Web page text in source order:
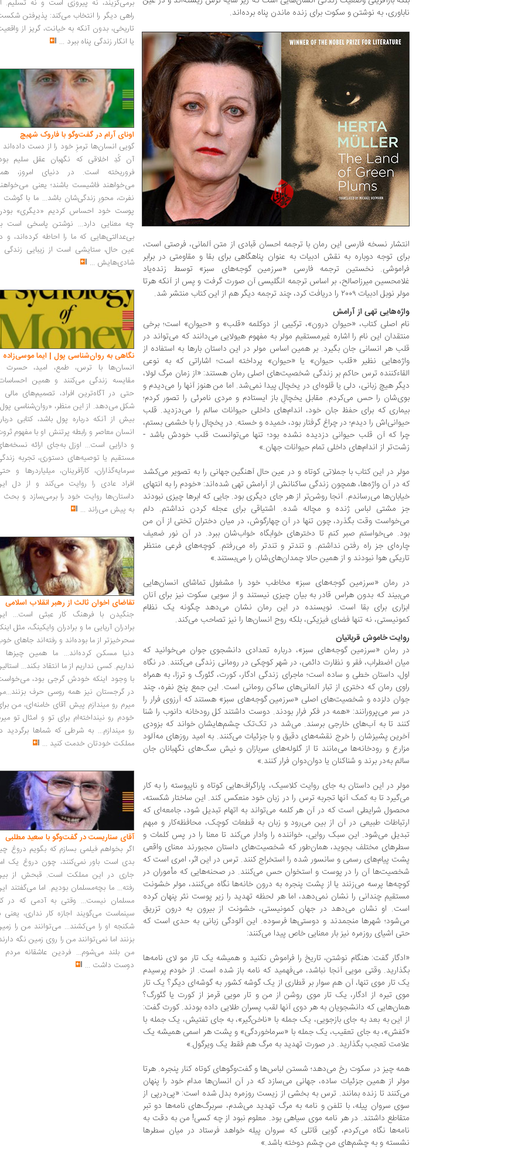
ناباوری، به نوشتن و سکوت برای زنده ماندن پناه برده‌اند.
انتشار نسخه فارسی این رمان با ترجمه احسان قبادی از متن آلمانی، فرصتی است،
برای توجه دوباره به نقش ادبیات به عنوان پناهگاهی برای بقا و مقاومتی در برابر
فراموشی. نخستین ترجمه فارسی «سرزمین گوجه‌های سبز» توسط زنده‌یاد
غلامحسین میرزاصالح، بر اساس ترجمه انگلیسی آن صورت گرفت و پس از آنکه هرتا
مولر نوبل ادبیات ۲۰۰۹ را دریافت کرد، چند ترجمه‌ دیگر هم از این کتاب منتشر شد.
واژه‌هایی تهی از آرامش
نام اصلی کتاب، «حیوان درون»، ترکیبی از دوکلمه «قلب» و «حیوان» است؛ برخی
منتقدان این نام را اشاره غیرمستقیم مولر به مفهوم هیولایی می‌دانند که می‌تواند در
قلب هر انسانی جان بگیرد. بر همین اساس مولر در این داستان بارها به استفاده از
واژه‌هایی نظیر «قلب حیوان» یا «حیوان» پرداخته است؛ اشاراتی که به نوعی
القاءکننده ترس حاکم بر زندگی شخصیت‌های اصلی رمان هستند: «از زمان مرگ لولا،
دیگر هیچ زبانی، ‌دلی یا قلوه‌ای در یخچال پیدا نمی‌شد. اما من هنوز آنها را می‌دیدم و
بوی‌شان را حس می‌کردم. مقابل یخچالِ باز ایستادم و مردی نامرئی را تصور کردم؛
بیماری که برای حفظ جان خود، اندام‌های داخلی حیوانات سالم را می‌دزدید. قلب
حیوانی‌اش را دیدم؛ در چراغ گرفتار بود، خمیده و خسته. در یخچال را با خشمی بستم،
چرا که آن قلب حیوانی دزدیده نشده بود؛ تنها می‌توانست قلب خودش باشد -
زشت‌تر از اندام‌های داخلی تمام حیوانات جهان.»
مولر در این کتاب با جملاتی کوتاه و در عین حال آهنگین جهانی را به تصویر می‌کشد
که در آن واژه‌ها، همچون زندگی ساکنانش از آرامش تهی شده‌اند: «خودم را به انتهای
خیابان‌ها می‌رساندم. آنجا روشن‌تر از هر جای دیگری بود. جایی که ابرها چیزی نبودند
جز مشتی لباس ژنده و مچاله شده. اشتیاقی برای عجله کردن نداشتم. دلم
می‌خواست وقت بگذرد، چون تنها در آن چهارگوش، در میان دختران تختی از آن من
بود. می‌خواستم صبر کنم تا دخترهای خوابگاه خواب‌شان ببرد. در آن نور ضعیف
چاره‌ای جز راه رفتن نداشتم. و تندتر و تندتر راه می‌رفتم. کوچه‌های فرعی منتظر
تاریکی هوا نبودند و از همین حالا چمدان‌های‌شان را می‌بستند.»
در رمان «سرزمین گوجه‌های سبز» مخاطب خود را مشغول تماشای انسان‌هایی
می‌بیند که بدون هراس قادر به بیان چیزی نیستند و از سویی سکوت نیز برای‌ آنان
ابزاری برای بقا است. نویسنده در این رمان نشان می‌دهد چگونه یک نظام
کمونیستی، نه تنها فضای فیزیکی، بلکه روح انسان‌ها را نیز تصاحب‌ می‌کند.
روایت خاموش قربانیان
در رمان «سرزمین گوجه‌های سبز»، درباره تعدادی دانشجوی جوان می‌خوانید که
میان اضطراب، فقر و نظارت دائمی، در شهر کوچکی در رومانی زندگی می‌کنند. در نگاه
اول، داستان خطی و ساده است؛ ماجرای زندگی ادگار، کورت، گئورگ و ترزا، به همراه
راوی رمان که دختری از تبار آلمانی‌های ساکن رومانی است. این جمع پنج نفره، چند
جوان دلزده و شخصیت‌های اصلی «سرزمین گوجه‌های سبز» هستند که آرزوی فرار را
در سر می‌پرورانند: «همه در فکر فرار بودند. دوست داشتند کل رودخانه دانوب را شنا
کنند تا به آب‌های خارجی برسند. می‌شد در تک‌تک چشم‌هایشان خواند که بزودی
آخرین پشیزشان را خرج نقشه‌های دقیق و با جزئیات می‌کنند. به امید روزهای مه‌آلود
مزارع و رودخانه‌ها می‌مانند تا از گلوله‌های سربازان و نیش سگ‌های نگهبانان جان
سالم به‌در برند و شناکنان یا دوان‌دوان فرار کنند.»
مولر در این داستان به جای روایت کلاسیک، پاراگراف‌هایی کوتاه و ناپیوسته را به کار
می‌گیرد تا به کمک آنها تجربه ترس را در زبان خود منعکس کند. این ساختار شکسته،
محصول شرایطی است که در آن هر کلمه می‌تواند به اتهام تبدیل شود، جامعه‌ای که
ارتباطات طبیعی در آن از بین می‌رود و زبان به قطعات کوچک، محافظه‌کار و مبهم
تبدیل می‌شود. این سبک روایی، خواننده را وادار می‌کند تا معنا را در پس کلمات و
سطرهای مختلف بجوید، همان‌طور که شخصیت‌های داستان مجبورند معنای واقعی
پشت پیام‌های رسمی و سانسور شده را استخراج کنند. ترس در این اثر، امری است که
شخصیت‌ها آن را در پوست و استخوان حس می‌کنند. در صحنه‌هایی که مأموران در
کوچه‌ها پرسه می‌زنند یا از پشت پنجره به درون خانه‌ها نگاه می‌کنند، مولر خشونت
مستقیم چندانی را نشان نمی‌دهد، اما هر لحظه تهدید را زیر پوست نثر پنهان کرده
است. او نشان می‌دهد در جهان کمونیستی، خشونت از بیرون به درون تزریق
می‌شود؛ شهرها منجمدند و دوستی‌ها فرسوده. این آلودگی زبانی به حدی است که
حتی اشیای روزمره نیز بار معنایی خاص پیدا می‌کنند:
«ادگار گفت: هنگام نوشتن، تاریخ را فراموش نکنید و همیشه یک تار مو لای نامه‌ها
بگذارید. وقتی مویی آنجا نباشد، می‌فهمید که نامه باز شده است. از خودم پرسیدم
یک تار موی تنها، آن هم سوار بر قطاری از یک گوشه کشور به گوشه‌ای دیگر؟ یک تار
موی تیره از ادگار، یک تار موی روشن از من و تار مویی قرمز از کورت یا گئورگ؟
همان‌هایی که دانشجویان به هر دوی آنها لقب پسران طلایی داده بودند. کورت گفت:
از این به بعد به جای بازجویی، یک جمله با «ناخن‌گیر»، به جای تفتیش، یک جمله با
«کفش»، به جای تعقیب، یک جمله با «سرماخوردگی» و پشت هر اسمی همیشه یک
علامت تعجب بگذارید. در صورت تهدید به مرگ هم فقط یک ویرگول.»
همه چیز در سکوت رخ می‌دهد؛ شستن لباس‌ها و گفت‌وگوهای کوتاه کنار پنجره. هرتا
مولر از همین جزئیات ساده، جهانی می‌سازد که در آن انسان‌ها مدام خود را پنهان
می‌کنند تا زنده بمانند. ترس به بخشی از زیست روزمره بدل شده است: «پی‌درپی از
سوی سروان پیله، با تلفن و نامه به مرگ تهدید می‌‌شدم، سربرگ‌های نامه‌ها دو تبر
متقاطع داشتند. در هر نامه موی سیاهی بود. معلوم نبود از چه کسی! من به دقت به
نامه‌ها نگاه می‌کردم، گویی قاتلی که سروان پیله خواهد فرستاد در میان سطرها
نشسته و به چشم‌های من چشم دوخته باشد.»
برمی‌گزیند، نه پیروزی است و نه تسلیم.
راهی دیگر را انتخاب می‌کند: پذیرفتن
تاریخی، بدون آنکه به خیانت، گریز از
یا انکار زندگی پناه ببرد ...
اونای آرام در گفت‌وگو با فاروک شهیچ‭
گویی انسان‌ها ترمزِ خود را از دست داده‌اند
آن کُدِ اخلاقی که نگهبان عقل سلیم
فروریخته است. در دنیای امروز،
می‌خواهند فاشیست باشند؛ یعنی
نفرت، محورِ زندگی‌شان باشد... ما با گوشت
پوست خود احساس کردیم «دیگری»
چه معنایی دارد... نوشتن پاسخی است
بی‌عدالتی‌هایی که ما را احاطه کرده‌اند، و
عین حال، ستایشی است از زیبایی زندگی
شادی‌هایش ...
نگاهی به روان‌شناسی پول | ایما موسی‌زاده
انسان‌ها با ترس، طمع، امید، حسرت
مقایسه زندگی می‌کنند و همین
حتی در آگاه‌ترین افراد، تصمیم‌های مالی
شکل می‌دهد. از این منظر، «روان‌شناسی
بیش از آنکه درباره پول باشد، کتابی
انسان معاصر و رابطه پرتنش او با مفهوم
و دارایی است... اوزل به‌جای ارائه
مستقیم یا توصیه‌های دستوری، تجربه
سرمایه‌گذاران، کارآفرینان، میلیاردرها و
افراد عادی را روایت می‌کند و از دل
داستان‌ها روایت خود را برمی‌سازد و بحث
به پیش می‌راند ...
تقاضای اخوان ثالث از رهبر انقلاب اسلامی
جنگیدن با فرهنگ کار عبثی است...
برادران آریایی ما و برادران وایکینگ، مثل
سحرخیزتر از ما بوده‌اند و رفته‌اند جاهای
دنیا مسکن کرده‌اند... ما همین چیزها
نداریم. کسی نداریم از ما انتقاد بکند...
با وجود اینکه خودش گرجی بود،
در گرجستان نیز همه روسی حرف
میرم رو میندازم پیش آقای خامنه‌ای، من
خودم رو نینداخته‌ام برای تو و امثال تو
رو میندازم... به شرطی که شماها برگردید
مملکت خودتان خدمت کنید ...
آقای سناریست در گفت‌وگو با سعید مطلبی
اگر بخواهم فیلمی بسازم که بگویم دروغ
بدی است باور نمی‌کنند، چون دروغ یک
جاری در این مملکت است. قبحش از
رفته... ما بچه‌مسلمان بودیم. اما می‌گفتند
مسلمان نیست... وقتی به آدمی که در
سینماست می‌گویند اجازه کار نداری، یعنی
شکنجه او را می‌کشند... می‌توانند من را
بزنند اما نمی‌توانند من را روی زمین نگه
من بلند می‌شوم... فردین عاشقانه مردم
دوست داشت ...